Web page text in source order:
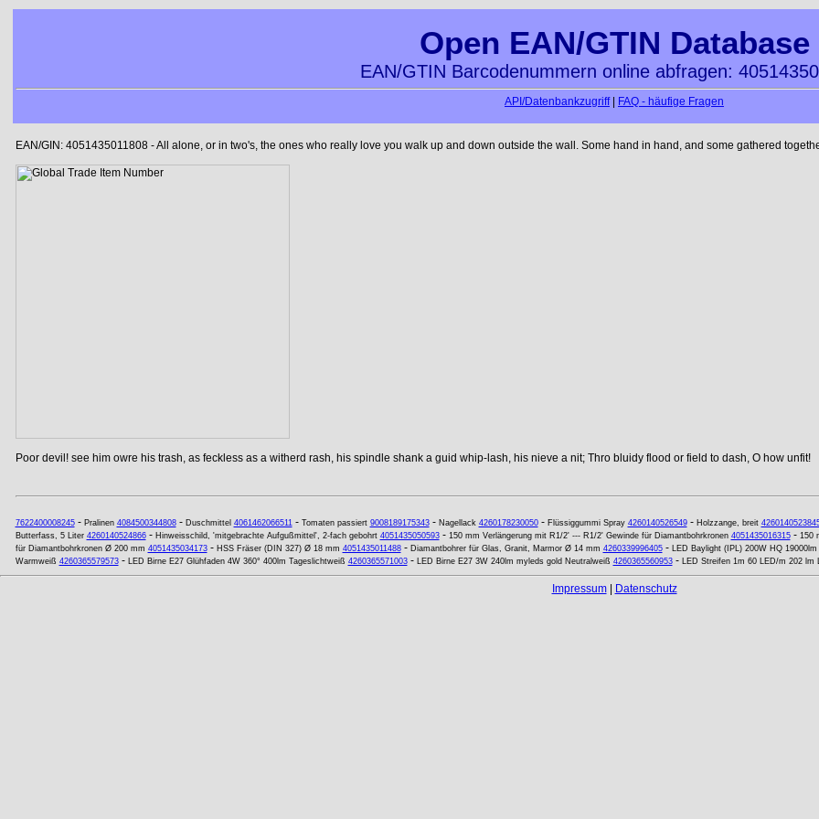
Open EAN/GTIN Database
EAN/GTIN Barcodenummern online abfragen:
API/Datenbankzugriff| FAQ - häufige Fragen
EAN/GIN: 4051435011808 - All alone, or in two's, the ones who really love you walk up and down outside the wall. Some hand in hand, and some gathered
Poor devil! see him owre his trash, as feckless as a witherd rash, his spindle shank a guid whip-lash, his nieve a nit; Thro bluidy flood or field to dash, O how unfit!
7622400008245- Pralinen 4084500344808- Duschmittel 4061462066511- Tomaten passiert 9008189175343- Nagellack 4260178230050- Flüssiggummi Spray 4260140526549- Holzzange, breit
Butterfass, 5 Liter 4260140524866- Hinweisschild, 'mitgebrachte Aufgußmittel', 2-fach gebohrt 4051435050593- 150 mm Verlängerung mit R1/2' --- R1/2' Gewinde für Diamantbohrkronen 4051435016315- 150
für Diamantbohrkronen Ø 200 mm 4051435034173- HSS Fräser (DIN 327) Ø 18 mm 4051435011488- Diamantbohrer für Glas, Granit, Marmor Ø 14 mm 4260339996405- LED Baylight (IPL) 200W HQ
Warmweiß 4260365579573- LED Birne E27 Glühfaden 4W 360° 400lm Tageslichtweiß 4260365571003- LED Birne E27 3W 240lm myleds gold Neutralweiß 4260365560953- LED Streifen 1m 60 LED/m 202 lm
Impressum| Datenschutz